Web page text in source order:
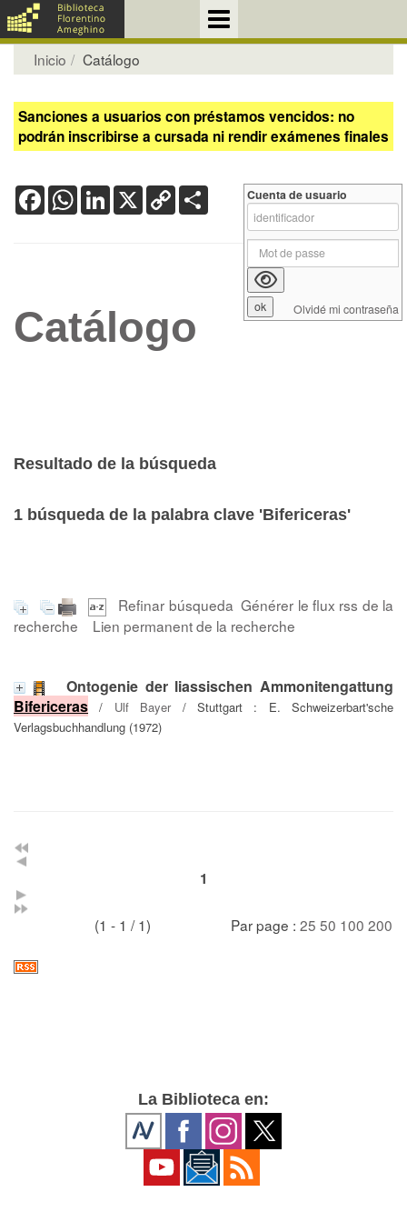
Inicio Catálogo
Sanciones a usuarios con préstamos vencidos: no
podrán inscribirse a cursada ni rendir exámenes finales
FacebookWhatsApp
LinkedIn
X Copy
Link
Catálogo
Resultado de la búsqueda
1 búsqueda de la palabra clave 'Bifericeras'
Refinar búsqueda Générer le flux rss de la
recherche
Lien permanent de la recherche
Ontogenie der liassischen Ammonitengattung
Bifericeras / Ulf Bayer/ Stuttgart : E. Schweizerbart'sche
Verlagsbuchhandlung (1972)
1
(1 - 1 / 1) Par page : 25 50 100 200
Cuenta de usuario
Olvidé mi contraseña
La Biblioteca en: